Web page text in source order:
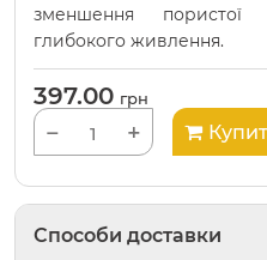
зменшення
глибокого живлення.
397.00 грн
− +
Способи доставки